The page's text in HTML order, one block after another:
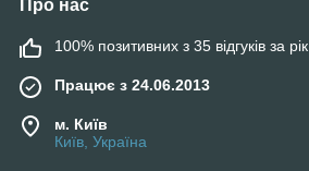
Про нас
100% позитивних з 35 відгуків за рік
Працює з 24.06.2013
м. Київ
Київ, Україна